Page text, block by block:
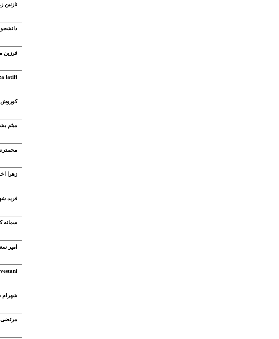
نازنین
فرزین
latifi
کوروش
میثم
زهرا
فرید
سمانه
امیر
مرتضی